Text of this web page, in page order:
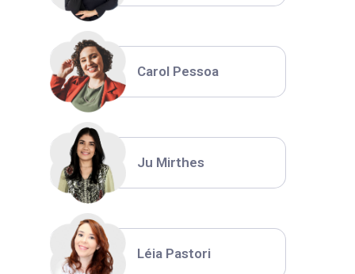
Carol Pessoa
Ju Mirthes
Léia Pastori